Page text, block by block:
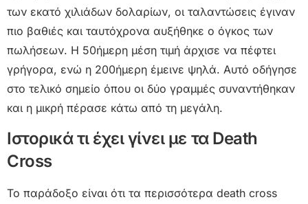
των εκατό χιλιάδων δολαρίων, οι ταλαντώσεις έγιναν
πιο βαθιές και ταυτόχρονα αυξήθηκε ο όγκος των
πωλήσεων. Η 50ήμερη μέση τιμή άρχισε να πέφτει
γρήγορα, ενώ η 200ήμερη έμεινε ψηλά. Αυτό οδήγησε
στο τελικό σημείο όπου οι δύο γραμμές συναντήθηκαν
και η μικρή πέρασε κάτω από τη μεγάλη.
Ιστορικά τι έχει γίνει με τα Death
Cross
Το παράδοξο είναι ότι τα περισσότερα death cross